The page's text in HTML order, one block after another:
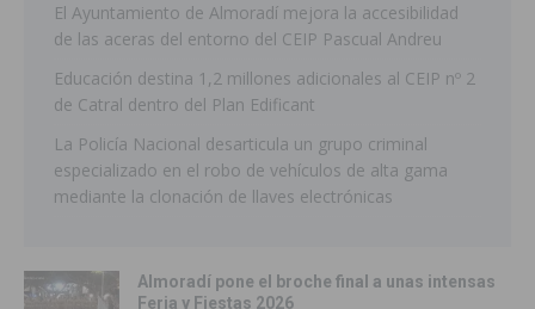
El Ayuntamiento de Almoradí mejora la accesibilidad
de las aceras del entorno del CEIP Pascual Andreu
Educación destina 1,2 millones adicionales al CEIP nº 2
de Catral dentro del Plan Edificant
La Policía Nacional desarticula un grupo criminal
especializado en el robo de vehículos de alta gama
mediante la clonación de llaves electrónicas
Almoradí pone el broche final a unas intensas
Feria y Fiestas 2026